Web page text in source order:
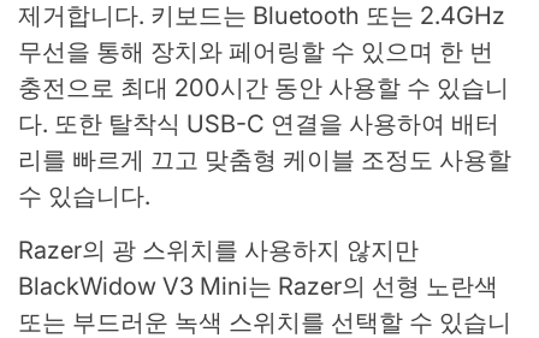
제거합니다. 키보드는 Bluetooth 또는 2.4GHz
무선을 통해 장치와 페어링할 수 있으며 한 번
충전으로 최대 200시간 동안 사용할 수 있습니
다. 또한 탈착식 USB-C 연결을 사용하여 배터
리를 빠르게 끄고 맞춤형 케이블 조정도 사용할
수 있습니다.
Razer의 광 스위치를 사용하지 않지만
BlackWidow V3 Mini는 Razer의 선형 노란색
또는 부드러운 녹색 스위치를 선택할 수 있습니